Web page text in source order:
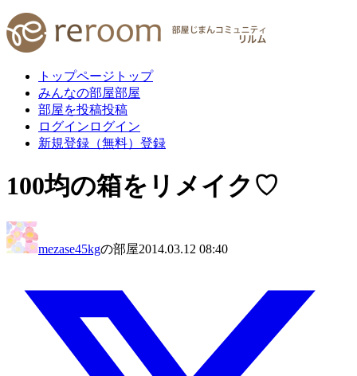
トップページ トップ
みんなの部屋部屋
部屋を投稿投稿
ログイン ログイン
新規登録（無料） 登録
100均の箱をリメイク♡
mezase45kgの部屋2014.03.12 08:40